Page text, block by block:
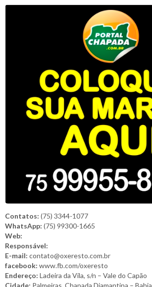
Contatos: (75) 3344-1077
WhatsApp: (75) 99300-1665
Web:
Responsável:
E-mail: contato@oxeresto.com.br
facebook: www.fb.com/oxeresto
Endereço: Ladeira da Vila, s/n – Vale do Capão